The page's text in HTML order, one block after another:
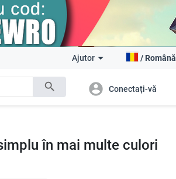
search
Ajutor / Română
account_circle Conectați-vă
în mai multe culori